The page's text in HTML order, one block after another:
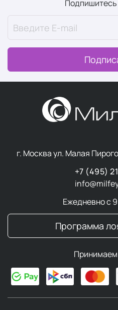
Подпишитесь
г. Москва ул. Малая
+7 (495)
Ежедневно с
Программа
Принимаем